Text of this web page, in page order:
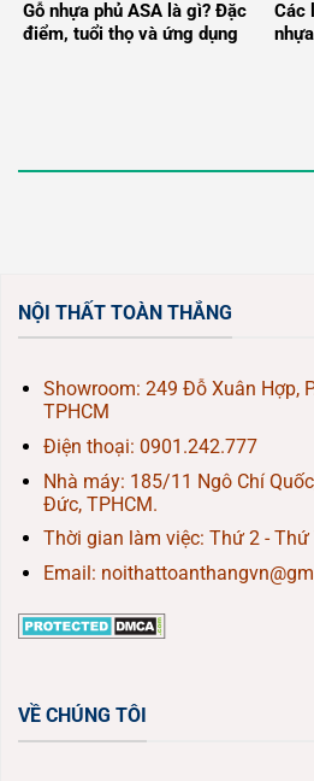
Gỗ nhựa phủ ASA là gì? Đặc
điểm, tuổi thọ và ứng dụng
Các
NỘI THẤT TOÀN THẮNG
Showroom: 249 Đỗ Xuân Hợp,
TPHCM
Điện thoại: 0901.242.777
Nhà máy: 185/11 Ngô Chí
Đức, TPHCM.
Thời gian làm việc: Thứ 2 -
Email:
VỀ CHÚNG TÔI